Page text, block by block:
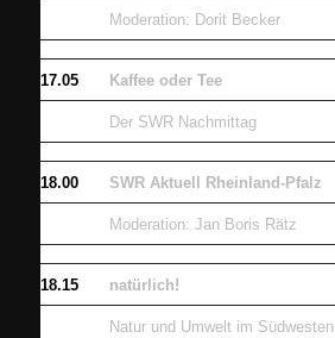
Moderation: Dorit Becker
17.05 Kaffee oder Tee
Der SWR Nachmittag
18.00 SWR Aktuell Rheinland-Pfalz
Moderation: Jan Boris Rätz
18.15 natürlich!
Natur und Umwelt im Südwesten